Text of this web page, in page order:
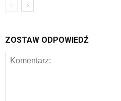
ZOSTAW ODPOWIEDŹ